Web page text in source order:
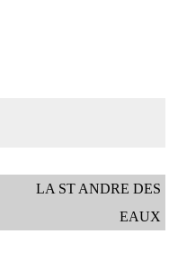
LA ST ANDRE DES
EAUX